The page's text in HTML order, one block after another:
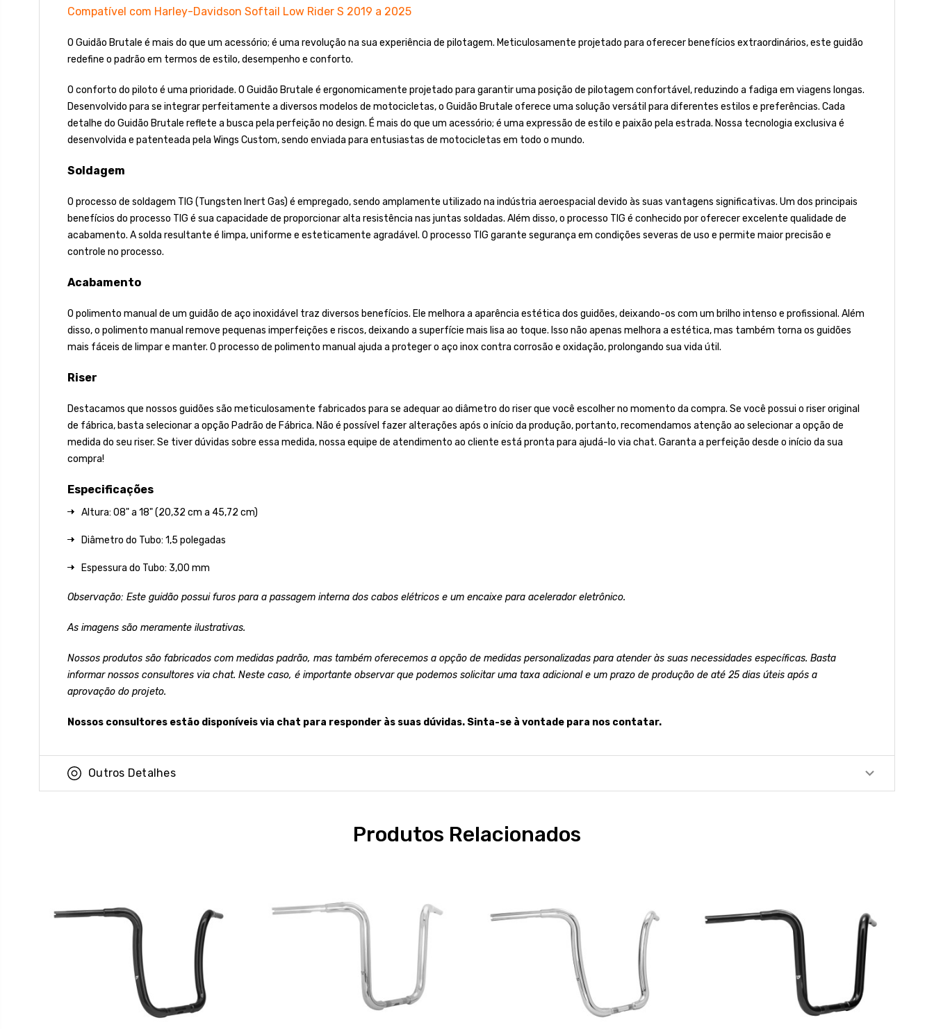
Compatível com Harley-Davidson Softail Low Rider S 2019 a 2025
O Guidão Brutale é mais do que um acessório; é uma revolução na sua experiência de pilotagem. Meticulosamente projetado para oferecer benefícios extraordinários, este guidão
redefine o padrão em termos de estilo, desempenho e conforto.
O conforto do piloto é uma prioridade. O Guidão Brutale é ergonomicamente projetado para garantir uma posição de pilotagem confortável, reduzindo a fadiga em viagens longas.
Desenvolvido para se integrar perfeitamente a diversos modelos de motocicletas, o Guidão Brutale oferece uma solução versátil para diferentes estilos e preferências. Cada
detalhe do Guidão Brutale reflete a busca pela perfeição no design. É mais do que um acessório; é uma expressão de estilo e paixão pela estrada. Nossa tecnologia exclusiva é
desenvolvida e patenteada pela Wings Custom, sendo enviada para entusiastas de motocicletas em todo o mundo.
Soldagem
O processo de soldagem TIG (Tungsten Inert Gas) é empregado, sendo amplamente utilizado na indústria aeroespacial devido às suas vantagens significativas. Um dos principais
benefícios do processo TIG é sua capacidade de proporcionar alta resistência nas juntas soldadas. Além disso, o processo TIG é conhecido por oferecer excelente qualidade de
acabamento. A solda resultante é limpa, uniforme e esteticamente agradável. O processo TIG garante segurança em condições severas de uso e permite maior precisão e
controle no processo.
Acabamento
O polimento manual de um guidão de aço inoxidável traz diversos benefícios. Ele melhora a aparência estética dos guidões, deixando-os com um brilho intenso e profissional. Além
disso, o polimento manual remove pequenas imperfeições e riscos, deixando a superfície mais lisa ao toque. Isso não apenas melhora a estética, mas também torna os guidões
mais fáceis de limpar e manter. O processo de polimento manual ajuda a proteger o aço inox contra corrosão e oxidação, prolongando sua vida útil.
Riser
Destacamos que nossos guidões são meticulosamente fabricados para se adequar ao diâmetro do riser que você escolher no momento da compra. Se você possui o riser original
de fábrica, basta selecionar a opção Padrão de Fábrica. Não é possível fazer alterações após o início da produção, portanto, recomendamos atenção ao selecionar a opção de
medida do seu riser. Se tiver dúvidas sobre essa medida, nossa equipe de atendimento ao cliente está pronta para ajudá-lo via chat. Garanta a perfeição desde o início da sua
compra!
Especificações
Altura: 08" a 18" (20,32 cm a 45,72 cm)
Diâmetro do Tubo: 1,5 polegadas
Espessura do Tubo: 3,00 mm
Observação: Este guidão possui furos para a passagem interna dos cabos elétricos e um encaixe para acelerador eletrônico.
As imagens são meramente ilustrativas.
Nossos produtos são fabricados com medidas padrão, mas também oferecemos a opção de medidas personalizadas para atender às suas necessidades específicas. Basta
informar nossos consultores via chat. Neste caso, é importante observar que podemos solicitar uma taxa adicional e um prazo de produção de até 25 dias úteis após a
aprovação do projeto.
Nossos consultores estão disponíveis via chat para responder às suas dúvidas. Sinta-se à vontade para nos contatar.
Outros Detalhes
Produtos Relacionados